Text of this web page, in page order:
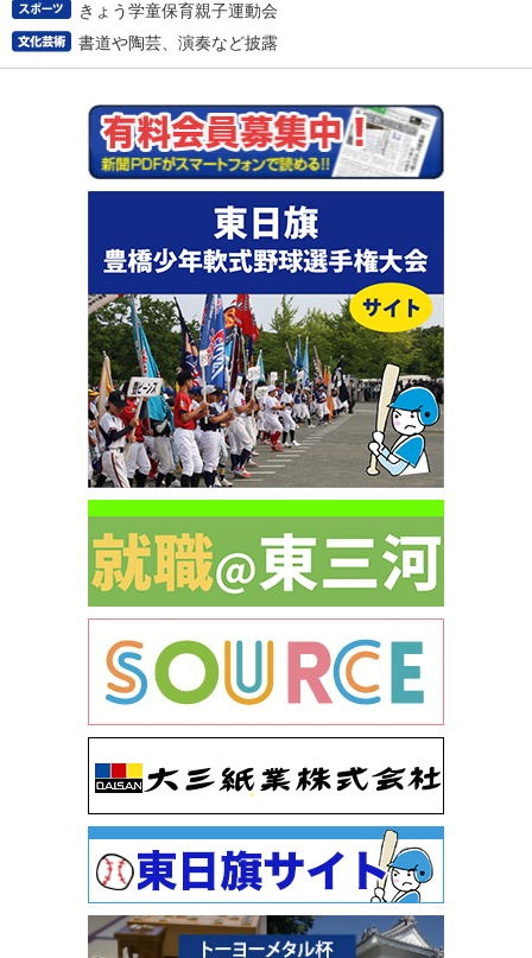
きょう学童保育親子運動会
書道や陶芸、演奏など披露